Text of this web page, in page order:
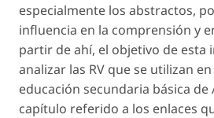
especialmente los abstractos,
influencia en la comprensión y
partir de ahí, el objetivo de esta
analizar las RV que se utilizan
educación secundaria básica de
capítulo referido a los enlaces